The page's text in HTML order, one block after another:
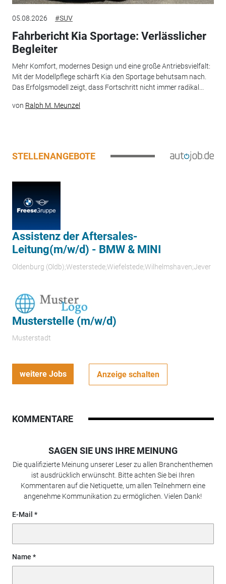
05.08.2026 #SUV
Fahrbericht Kia Sportage: Verlässlicher
Begleiter
Mehr Komfort, modernes Design und eine große Antriebsvielfalt:
Mit der Modellpflege schärft Kia den Sportage behutsam nach.
Das Erfolgsmodell zeigt, dass Fortschritt nicht immer radikal...
von Ralph M. Meunzel
STELLENANGEBOTE
Assistenz der Aftersales-
Leitung(m/w/d) - BMW & MINI
Oldenburg (Oldb);Westerstede;Wiefelstede;Wilhelmshaven;Jever
Musterstelle (m/w/d)
Musterstadt
weitere Jobs Anzeige schalten
KOMMENTARE
SAGEN SIE UNS IHRE MEINUNG
Die qualifizierte Meinung unserer Leser zu allen Branchenthemen
ist ausdrücklich erwünscht. Bitte achten Sie bei Ihren
Kommentaren auf die Netiquette, um allen Teilnehmern eine
angenehme Kommunikation zu ermöglichen. Vielen Dank!
E-Mail
Name